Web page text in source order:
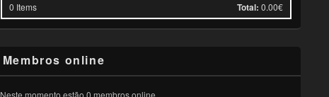
0 Items Total: 0.00€
Membros online